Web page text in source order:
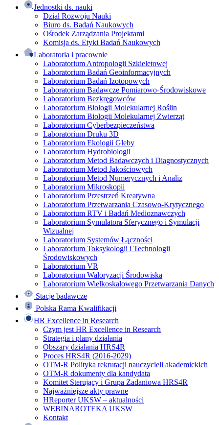
Jednostki ds. nauki
Dział Rozwoju Nauki
Biuro ds. Badań Naukowych
Ośrodek Zarządzania Projektami
Komisja ds. Etyki Badań Naukowych
Laboratoria i pracownie
Laboratorium Antropologii Szkieletowej
Laboratorium Badań Geoinformacyjnych
Laboratorium Badań Izotopowych
Laboratorium Badawcze Pomiarowo-Środowiskowe
Laboratorium Bezkręgowców
Laboratorium Biologii Molekularnej Roślin
Laboratorium Biologii Molekularnej Zwierząt
Laboratorium Cyberbezpieczeństwa
Laboratorium Druku 3D
Laboratorium Ekologii Gleby
Laboratorium Hydrobiologii
Laboratorium Metod Badawczych i Diagnostycznych
Laboratorium Metod Jakościowych
Laboratorium Metod Numerycznych i Analiz
Laboratorium Mikroskopii
Laboratorium Przestrzeń Kreatywna
Laboratorium Przetwarzania Czasowo-Krytycznego
Laboratorium RTV i Badań Medioznawczych
Laboratorium Symulatora Sferycznego i Symulacji
Wizualnej
Laboratorium Systemów Łączności
Laboratorium Toksykologii i Technologii
Środowiskowych
Laboratorium VR
Laboratorium Waloryzacji Środowiska
Laboratorium Wielkoskalowego Przetwarzania Danych
Stacje badawcze
Polska Rama Kwalifikacji
HR Excellence in Research
Czym jest HR Excellence in Research
Strategia i plany działania
Obszary działania HRS4R
Proces HRS4R (2016-2029)
OTM-R Polityka rekrutacji nauczycieli akademickich
OTM-R dokumenty dla kandydata
Komitet Sterujący i Grupa Zadaniowa HRS4R
Najważniejsze akty prawne
HReporter UKSW – aktualności
WEBINAROTEKA UKSW
Kontakt